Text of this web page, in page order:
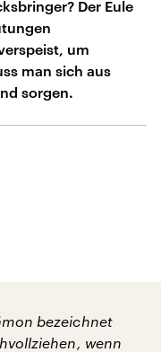
Der Eule
um
man sich aus
sorgen.
bezeichnet
wenn